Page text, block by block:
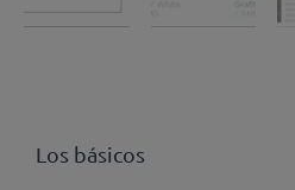
Los básicos